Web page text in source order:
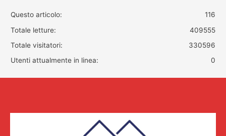
116
Questo articolo:
409555
Totale letture:
330596
Totale visitatori:
0
Utenti attualmente in linea: